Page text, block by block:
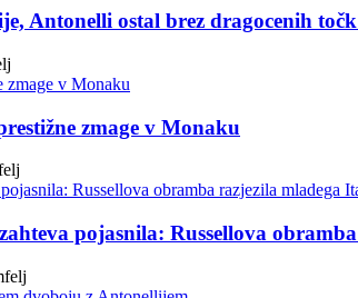
Antonelli ostal brez dragocenih
zmage v Monaku
pojasnila: Russellova